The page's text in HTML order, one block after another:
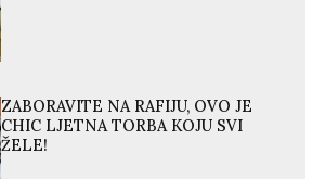
ZABORAVITE NA RAFIJU, OVO JE
CHIC LJETNA TORBA KOJU SVI
ŽELE!